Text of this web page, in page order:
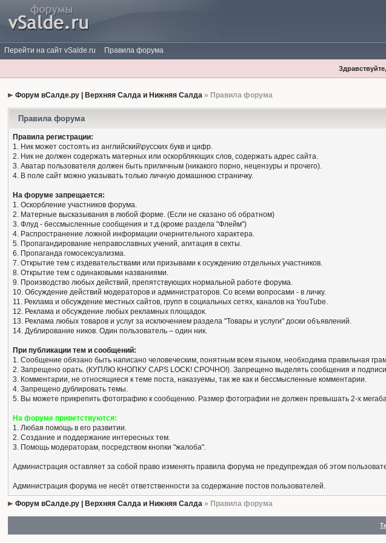
Перейти на сайт vSalde.ru Правила форума
Форум вСалде.ру | Верхняя Салда и Нижняя Салда » Правила форума
Правила форума
Правила регистрации:
1. Ник может состоять из английский\русских букв и цифр.
2. Ник не должен содержать матерных или оскорбляющих слов, содержать адрес сайта.
3. Аватар пользователя должен быть приличным (никакого порно, нецензуры и прочего).
4. В поле сайт можно указывать только личную домашнюю страничку.
На форуме запрещается:
1. Оскорбление участников форума.
2. Матерные высказывания в любой форме. (Если не сказано об обратном)
3. Флуд - бессмысленные сообщения и т.д.(кроме раздела "Флейм")
4. Распространение ложной информации очернительного характера.
5. Пропагандирование неправославных учений, агитация в секты.
6. Пропаганда гомосексуализма.
7. Открытие тем с издевательствами или призывами к осуждению отдельных участников.
8. Открытие тем с одинаковыми названиями.
9. Производство любых действий, препятствующих нормальной работе форума.
10. Обсуждение действий модераторов и администраторов. Со всеми вопросами - в личку.
11. Реклама и обсуждение местных сайтов, групп в социальных сетях, каналов на YouTube.
12. Реклама и обсуждение любых рекламных площадок.
13. Реклама любых товаров и услуг за исключением раздела "Товары и услуги" доски объявлений.
14. Дублирование ников. Один пользователь – один ник.
При публикации тем и сообщений:
1. Сообщение обязано быть написано человеческим, понятным всем языком, необходима правильная
2. Запрещено орать. (КУПЛЮ КНОПКУ CAPS LOCK! СРОЧНО!). Запрещено выделять сообщения и
3. Комментарии, не относящиеся к теме поста, наказуемы, так же как и бессмысленные комментарии.
4. Запрещено дублировать темы.
5. Вы можете прикрепить фотографию к сообщению. Размер фотографии не должен превышать 2-х
На форуме приветствуются:
1. Любая помощь в его развитии.
2. Создание и поддержание интересных тем.
3. Помощь модераторам, посредством кнопки "жалоба".
Администрация оставляет за собой право изменять правила форума не предупреждая об этом
Администрация форума не несёт ответственности за содержание постов пользователей.
Форум вСалде.ру | Верхняя Салда и Нижняя Салда » Правила форума